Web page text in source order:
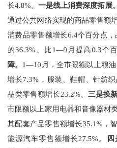
长4.8%。一是线上消费深度拓展。
通过公共网络实现的商品零售额
消费品零售额增长6.4个百分点
的36.3% 、比1—9 月提高0.3个
障。 1—10 月，全市限额以上粮
增长7.3% ， 服装、鞋帽、针纺
品类零售额增长23.2%。 三是换
市限额以上家用电器和音像器材
其配套产品零售额增长35.1% ，
能源汽车零售额增长27.5% 。 四